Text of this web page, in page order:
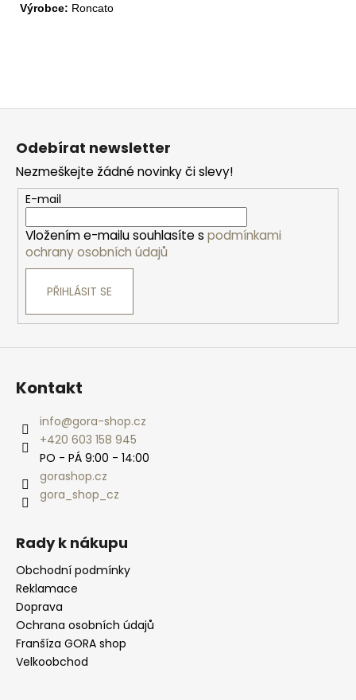
Výrobce: Roncato
Z
Odebírat newsletter
Nezmeškejte žádné novinky či slevy!
E-mail
Vložením e-mailu souhlasíte s podmínkami
ochrany osobních údajů
PŘIHLÁSIT SE
Kontakt
info@gora-shop.cz
+420 603 158 945
PO - PÁ 9:00 - 14:00
gorashop.cz
gora_shop_cz
Rady k nákupu
Obchodní podmínky
Reklamace
Doprava
Ochrana osobních údajů
Franšíza GORA shop
Velkoobchod